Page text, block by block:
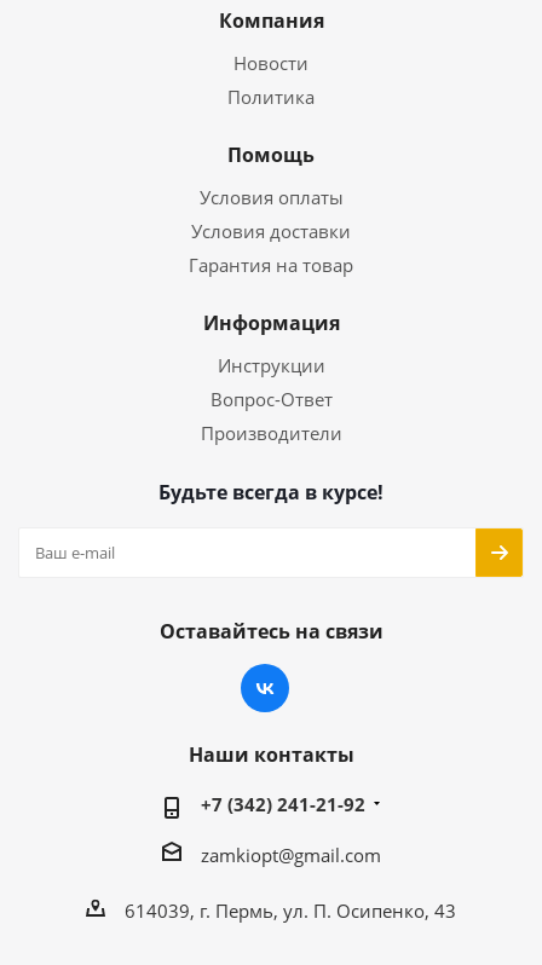
Компания
Новости
Политика
Помощь
Условия оплаты
Условия доставки
Гарантия на товар
Информация
Инструкции
Вопрос-Ответ
Производители
Будьте всегда в курсе!
Оставайтесь на связи
Наши контакты
+7 (342) 241-21-92
zamkiopt@gmail.com
614039, г. Пермь, ул. П. Осипенко, 43